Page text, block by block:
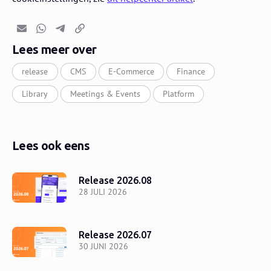
E-mailWhatsapp
TelegramKopieer link
Lees meer over
release CMS E-Commerce Finance
Library Meetings & Events Platform
Lees ook eens
28 JULI 2026
Release 2026.08
30 JUNI 2026
Release 2026.07